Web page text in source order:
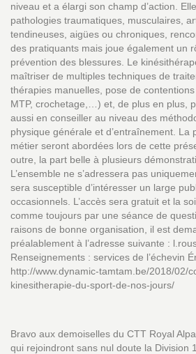
niveau et a élargi son champ d’action.
pathologies traumatiques, musculaires,
tendineuses, aigües ou chroniques,
des pratiquants mais joue également un
prévention des blessures. Le
maîtriser de multiples techniques de
thérapies manuelles, pose de
MTP, crochetage,…) et, de plus en plus,
aussi en conseiller au niveau des
physique générale et d’entraînement. La
métier seront abordées lors de cette
outre, la part belle à plusieurs
L’ensemble ne s’adressera pas
sera susceptible d’intéresser un large
occasionnels. L’accès sera gratuit et la
comme toujours par une séance de
raisons de bonne organisation, il est
préalablement à l’adresse suivante :
Renseignements : services de l’échevin
http://www.dynamic-tamtam.be/2018/02/
kinesitherapie-du-sport-de-nos-jours/
Bravo aux demoiselles du CTT Royal
qui rejoindront sans nul doute la Division